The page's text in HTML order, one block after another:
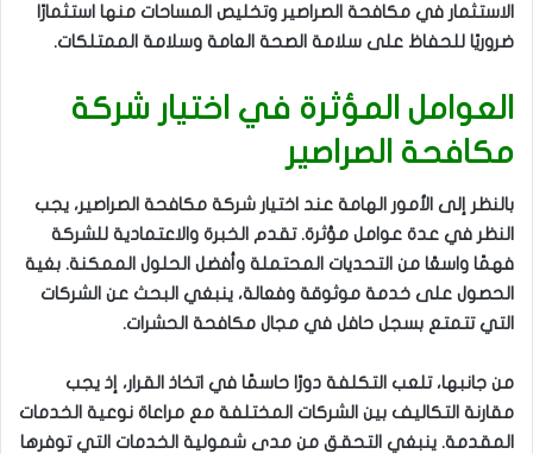
الاستثمار في مكافحة الصراصير وتخليص المساحات منها استثمارًا
ضروريًا للحفاظ على سلامة الصحة العامة وسلامة الممتلكات.
العوامل المؤثرة في اختيار شركة
مكافحة الصراصير
بالنظر إلى الأمور الهامة عند اختيار شركة مكافحة الصراصير، يجب
النظر في عدة عوامل مؤثرة. تقدم الخبرة والاعتمادية للشركة
فهمًا واسعًا من التحديات المحتملة وأفضل الحلول الممكنة. بغية
الحصول على خدمة موثوقة وفعالة، ينبغي البحث عن الشركات
التي تتمتع بسجل حافل في مجال مكافحة الحشرات.
من جانبها، تلعب التكلفة دورًا حاسمًا في اتخاذ القرار، إذ يجب
مقارنة التكاليف بين الشركات المختلفة مع مراعاة نوعية الخدمات
المقدمة. ينبغي التحقق من مدى شمولية الخدمات التي توفرها